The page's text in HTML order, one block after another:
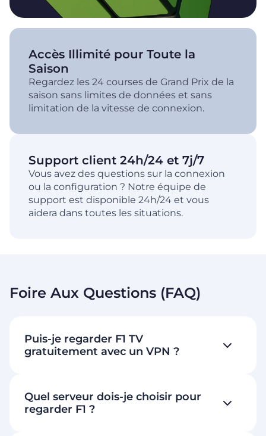
Accès Illimité pour Toute la
Saison
Regardez les 24 courses de Grand Prix de la
saison sans limites de données et sans
limitation de la vitesse de connexion.
Support client 24h/24 et 7j/7
Vous avez des questions sur la connexion
ou la configuration ? Notre équipe de
support est disponible 24h/24 et vous
aidera dans toutes les situations.
Foire Aux Questions (FAQ)
Puis-je regarder F1 TV
gratuitement avec un VPN ?
Quel serveur dois-je choisir pour
regarder F1 ?